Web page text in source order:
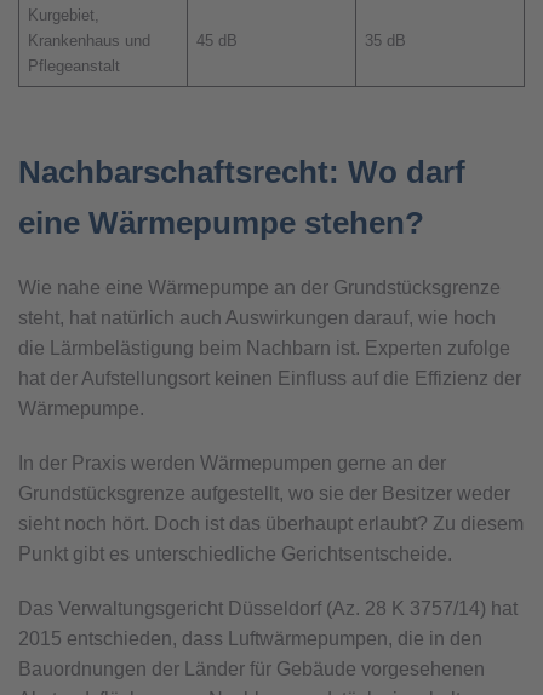
Kurgebiet,
Krankenhaus und
Pflegeanstalt
45 dB 35 dB
Nachbarschaftsrecht: Wo darf
eine Wärmepumpe stehen?
Wie nahe eine Wärmepumpe an der Grundstücksgrenze
steht, hat natürlich auch Auswirkungen darauf, wie hoch
die Lärmbelästigung beim Nachbarn ist. Experten zufolge
hat der Aufstellungsort keinen Einfluss auf die Effizienz der
Wärmepumpe.
In der Praxis werden Wärmepumpen gerne an der
Grundstücksgrenze aufgestellt, wo sie der Besitzer weder
sieht noch hört. Doch ist das überhaupt erlaubt? Zu diesem
Punkt gibt es unterschiedliche Gerichtsentscheide.
Das Verwaltungsgericht Düsseldorf (Az. 28 K 3757/14) hat
2015 entschieden, dass Luftwärmepumpen, die in den
Bauordnungen der Länder für Gebäude vorgesehenen